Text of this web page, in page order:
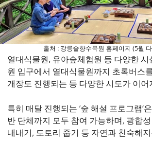
출처 : 강릉솔향수목원 홈페이지 (5월
열대식물원, 유아숲체험원 등 다양한 시
원 입구에서 열대식물원까지 초록버스
개장도 진행되는 등 다양한 시도가 이어
특히 매달 진행되는 ‘숲 해설 프로그램’
반 단체까지 모두 참여 가능하며, 광합
내내기, 도토리 줍기 등 자연과 친숙해